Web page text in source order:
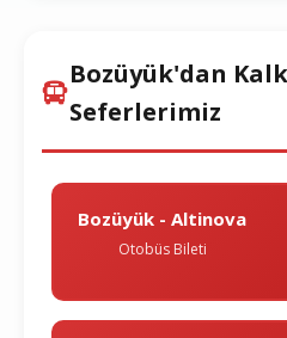
Bozüyük'dan
Seferlerimiz
Bozüyük - Altinova
Otobüs Bileti